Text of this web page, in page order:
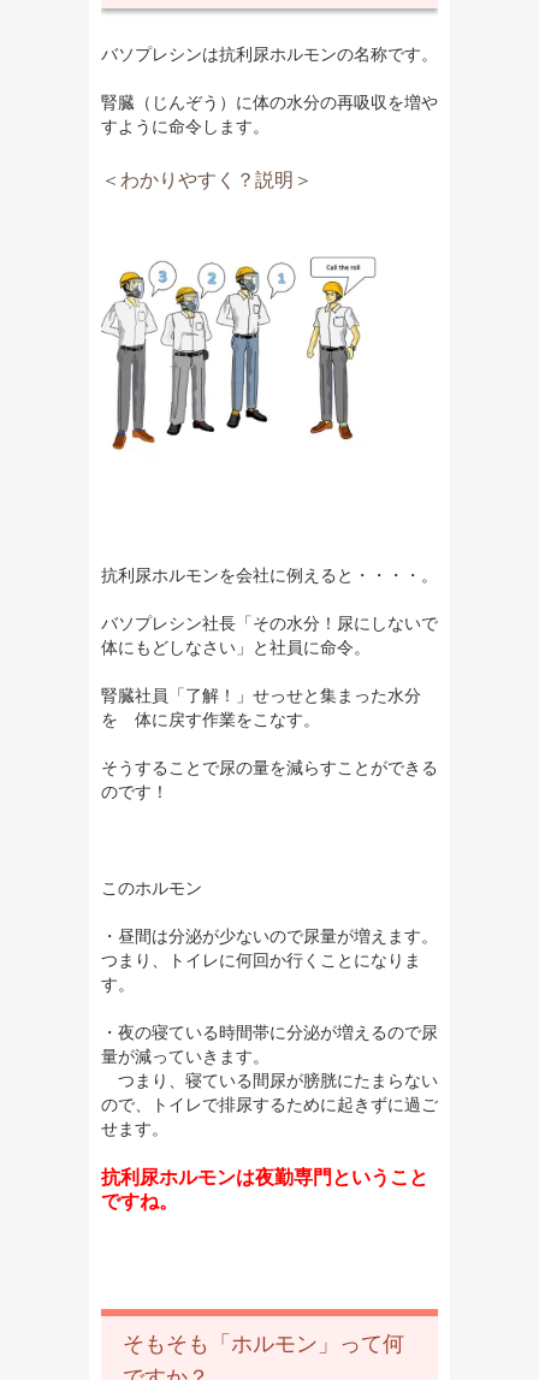
バソプレシンは抗利尿ホルモンの名称です。
腎臓（じんぞう）に体の水分の再吸収を増や
すように命令します。
＜わかりやすく？説明＞
抗利尿ホルモンを会社に例えると・・・・。
バソプレシン社長「その水分！尿にしないで
体にもどしなさい」と社員に命令。
腎臓社員「了解！」せっせと集まった水分
を 体に戻す作業をこなす。
そうすることで尿の量を減らすことができる
のです！
このホルモン
・昼間は分泌が少ないので尿量が増えます。
つまり、トイレに何回か行くことになりま
す。
・夜の寝ている時間帯に分泌が増えるので尿
量が減っていきます。
つまり、寝ている間尿が膀胱にたまらない
ので、トイレで排尿するために起きずに過ご
せます。
抗利尿ホルモンは夜勤専門ということ
ですね。
そもそも「ホルモン」って何